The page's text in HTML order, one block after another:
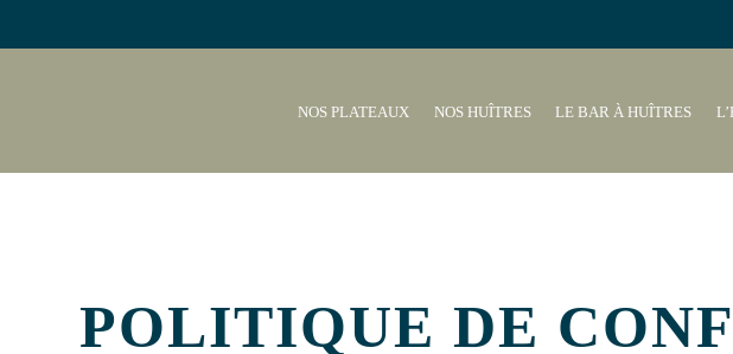
NOS PLATEAUX NOS HUÎTRES LE BAR À HUÎTRES
POLITIQUE DE